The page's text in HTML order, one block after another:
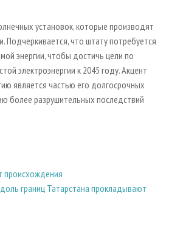
установок, которые производят
Подчеркивается, что штату потребуется
энергии, чтобы достичь цели по
электроэнергии к 2045 году. Акцент
является частью его долгосрочных
более разрушительных последствий
происхождения
границ Татарстана прокладывают